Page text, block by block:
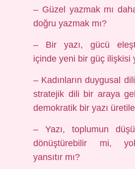
– Güzel yazmak mı
doğru yazmak mı?
– Bir yazı, gücü
içinde yeni bir güç ilişkisi
– Kadınların duygusal
stratejik dili bir araya
demokratik bir yazı
– Yazı, toplumun
dönüştürebilir mi,
yansıtır mı?